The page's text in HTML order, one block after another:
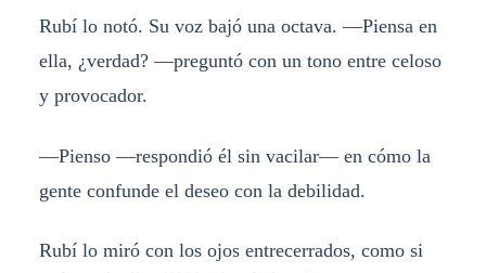
Rubí lo notó. Su voz bajó una octava. —Piensa en
ella, ¿verdad? —preguntó con un tono entre celoso
y provocador.
—Pienso —respondió él sin vacilar— en cómo la
gente confunde el deseo con la debilidad.
Rubí lo miró con los ojos entrecerrados, como si